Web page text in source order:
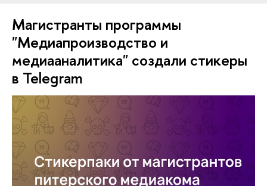
Магистранты программы
"Медиапроизводство и
медиааналитика" создали стикеры
в Telegram